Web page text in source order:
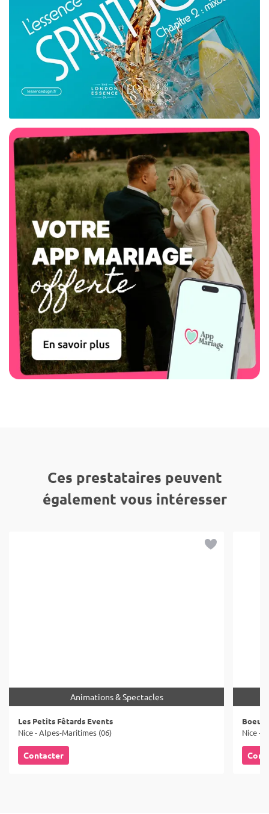
Ces prestataires peuvent
également vous intéresser
Animations & Spectacles
Les Petits Fêtards Events
Nice - Alpes-Maritimes (06)
Contacter
Boeuf
Nice -